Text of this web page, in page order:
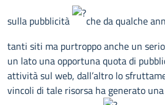
sulla pubblicità
che da qualche
tanti siti ma purtroppo anche un
un lato una opportuna quota di
attività sul web, dall’altro lo
vincoli di tale risorsa ha generato